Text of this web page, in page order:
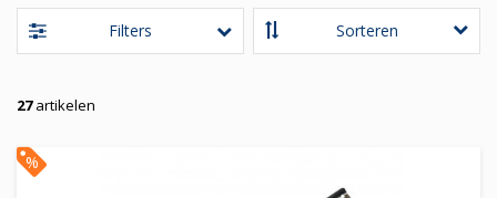
27artikelen
%
Filters